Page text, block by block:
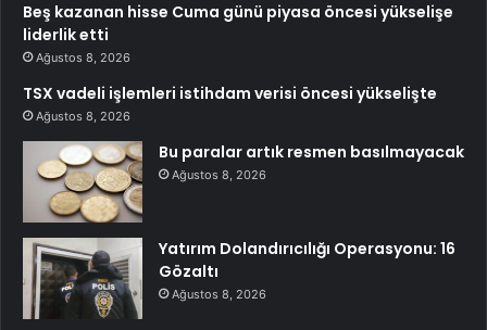
Beş kazanan hisse Cuma günü piyasa öncesi yükselişe
liderlik etti
Ağustos 8, 2026
TSX vadeli işlemleri istihdam verisi öncesi yükselişte
Ağustos 8, 2026
Bu paralar artık resmen basılmayacak
Ağustos 8, 2026
Yatırım Dolandırıcılığı Operasyonu: 16
Gözaltı
Ağustos 8, 2026